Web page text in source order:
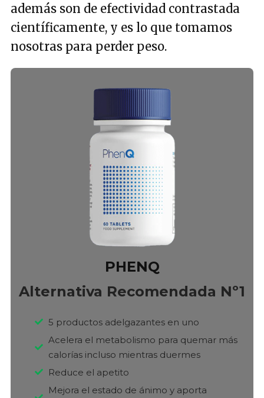
además son de efectividad contrastada
científicamente, y es lo que tomamos
nosotras para perder peso.
PHENQ
Alternativa Recomendada Nº1
5 productos adelgazantes en uno
Acelera el metabolismo para quemar más
calorías incluso mientras duermes
Reduce el apetito
Mejora el estado de ánimo y aporta